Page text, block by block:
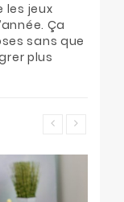
les jeux
Ça
sans que
plus